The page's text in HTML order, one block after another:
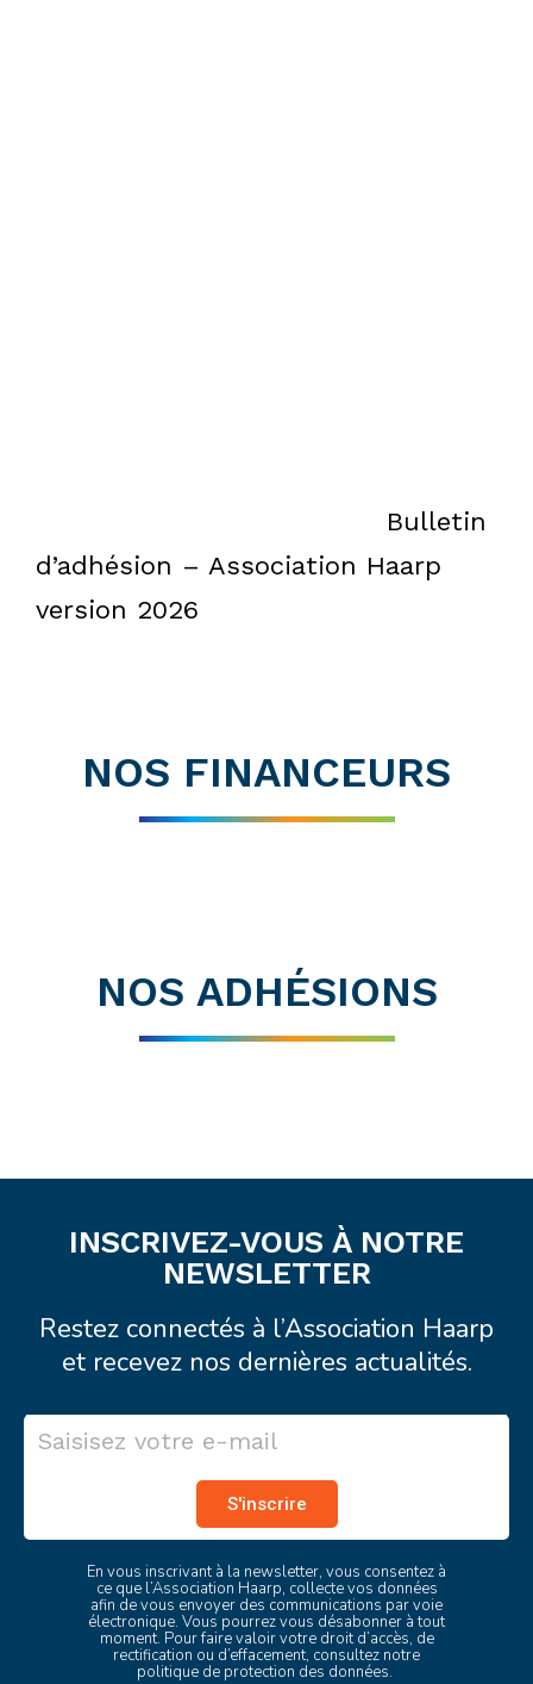
Bulletin
d’adhésion – Association Haarp
version 2026
NOS FINANCEURS
NOS ADHÉSIONS
INSCRIVEZ-VOUS À NOTRE
NEWSLETTER
Restez connectés à l’Association Haarp
et recevez nos dernières actualités.
S'inscrire
En vous inscrivant à la newsletter, vous consentez à
ce que l’Association Haarp, collecte vos données
afin de vous envoyer des communications par voie
électronique. Vous pourrez vous désabonner à tout
moment. Pour faire valoir votre droit d’accès, de
rectification ou d’effacement, consultez notre
politique de protection des données.